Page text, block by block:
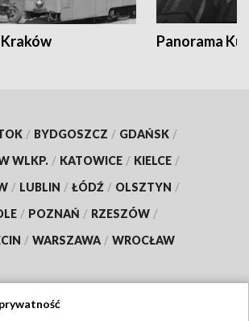
Panorama
/ BYDGOSZCZ / GDAŃSK /
WLKP. / KATOWICE / KIELCE /
/ LUBLIN / ŁÓDŹ / OLSZTYN /
/ POZNAŃ / RZESZÓW /
/ WARSZAWA / WROCŁAW